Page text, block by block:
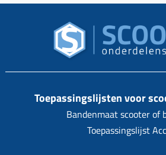
Toepassingslijsten voor
Bandenmaat scooter of
Toepassingslijst